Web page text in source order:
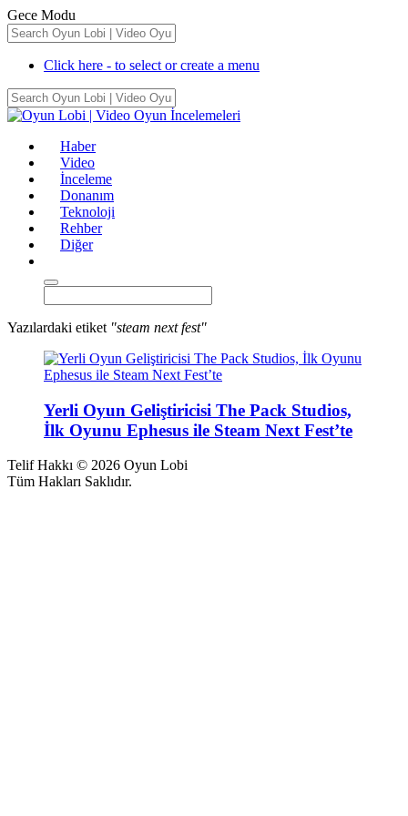
Gece Modu
Click here - to select or create a menu
Haber
Video
İnceleme
Donanım
Teknoloji
Rehber
Diğer
Yazılardaki etiket "steam next fest"
Yerli Oyun Geliştiricisi The Pack Studios,
İlk Oyunu Ephesus ile Steam Next Fest’te
Telif Hakkı © 2026 Oyun Lobi
Tüm Hakları Saklıdır.